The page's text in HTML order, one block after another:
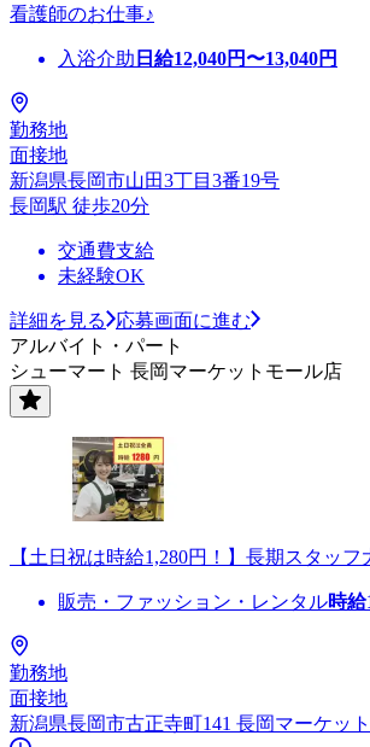
看護師のお仕事♪
入浴介助 日給12,040円〜13,040円
勤務地
面接地
新潟県長岡市山田3丁目3番19号
長岡駅 徒歩20分
交通費支給
未経験OK
詳細を見る
応募画面に進む
アルバイト・パート
シューマート 長岡マーケットモール店
【土日祝は時給1,280円！】長期スタッフ
販売・ファッション・レンタル時給
勤務地
面接地
新潟県長岡市古正寺町141 長岡マーケッ